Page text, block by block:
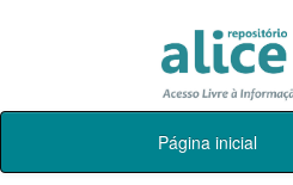
Skip
Página inicial